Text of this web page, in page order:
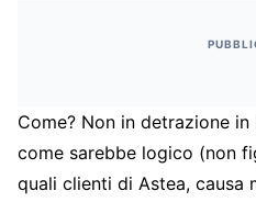
Come? Non in detrazione
come sarebbe logico (non
quali clienti di Astea, causa